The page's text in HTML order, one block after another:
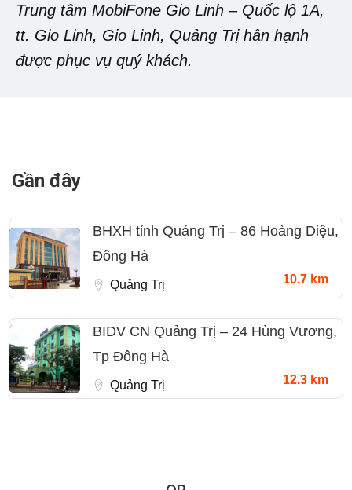
Trung tâm MobiFone Gio Linh – Quốc lộ 1A,
tt. Gio Linh, Gio Linh, Quảng Trị hân hạnh
được phục vụ quý khách.
Gần đây
BHXH tỉnh Quảng Trị – 86 Hoàng Diệu,
Đông Hà
Quảng Trị 10.7 km
BIDV CN Quảng Trị – 24 Hùng Vương,
Tp Đông Hà
Quảng Trị 12.3 km